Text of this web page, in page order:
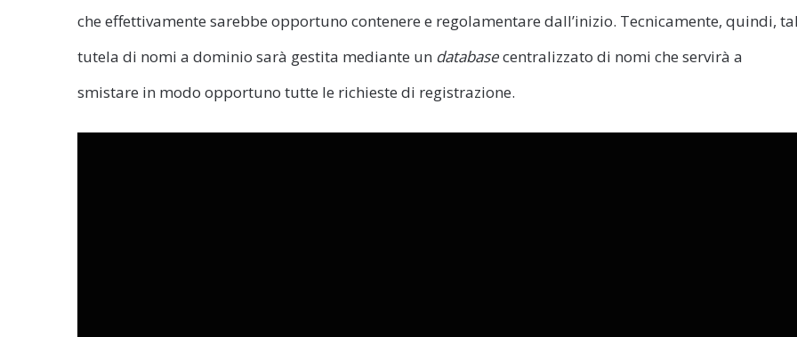
che effettivamente sarebbe opportuno contenere e regolamentare dall’inizio. Tecnicamente, quindi,
tutela di nomi a dominio sarà gestita mediante un databasecentralizzato di nomi che servirà a
smistare in modo opportuno tutte le richieste di registrazione.